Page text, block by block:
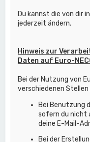
Du kannst die von dir
jederzeit ändern.
Hinweis zur
Daten auf Euro-
Bei der Nutzung von
verschiedenen
Bei Benutzung
sofern du nicht
deine E-Mail-
Bei der